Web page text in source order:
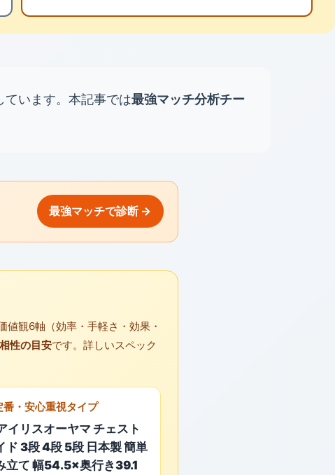
います。本記事では最強マッチ分析チー
最強マッチで診断 →
値観6軸（効率・手軽さ・効果・
性の目安です。詳しいスペック
番・安心重視タイプ
イリスオーヤマ チェスト
ド 3段 4段 5段 日本製 簡単
立て 幅54.5×奥行き39.1